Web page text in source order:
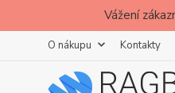
Vážení
O nákupu Kontakty